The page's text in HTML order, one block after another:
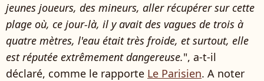
jeunes joueurs, des mineurs, aller récupérer sur cette
plage où, ce jour-là, il y avait des vagues de trois à
quatre mètres, l'eau était très froide, et surtout, elle
est réputée extrêmement dangereuse.", a-t-il
déclaré, comme le rapporte Le Parisien. A noter